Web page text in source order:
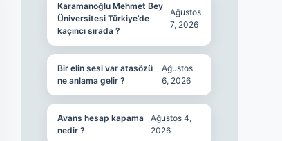
Karamanoğlu Mehmet Bey
Üniversitesi Türkiye’de
kaçıncı sırada ?
Ağustos
7, 2026
Bir elin sesi var atasözü
ne anlama gelir ?
Ağustos
6, 2026
Avans hesap kapama
nedir ?
Ağustos 4,
2026